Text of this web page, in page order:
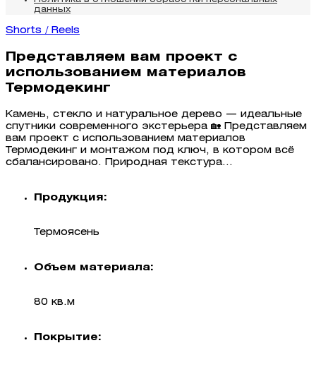
данных
Shorts / Reels
Представляем вам проект с
использованием материалов
Термодекинг
Камень, стекло и натуральное дерево — идеальные
спутники современного экстерьера 🏡 Представляем
вам проект с использованием материалов
Термодекинг и монтажом под ключ, в котором всё
сбалансировано. Природная текстура...
Продукция:
Термоясень
Объем материала:
80 кв.м
Покрытие: